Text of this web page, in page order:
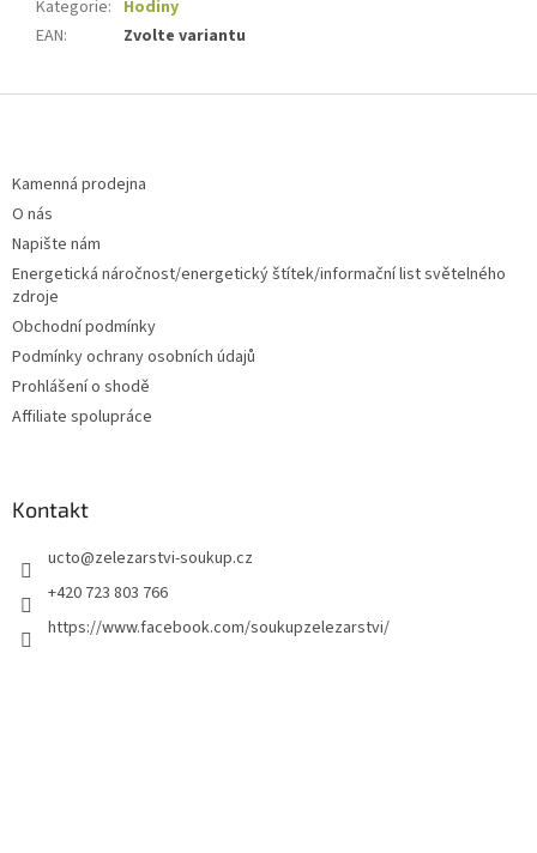
Kategorie: Hodiny
EAN: Zvolte variantu
Kamenná prodejna
O nás
Napište nám
Energetická náročnost/energetický štítek/informační list světelného
zdroje
Obchodní podmínky
Podmínky ochrany osobních údajů
Prohlášení o shodě
Affiliate spolupráce
Kontakt
ucto@zelezarstvi-soukup.cz
+420 723 803 766
https://www.facebook.com/soukupzelezarstvi/